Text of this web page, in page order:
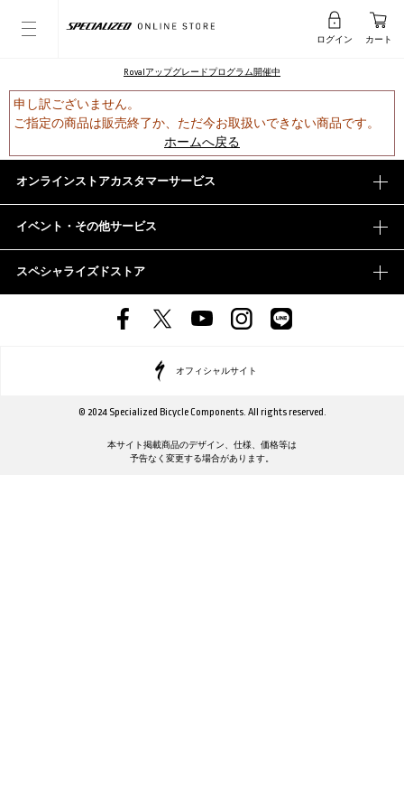
ログイン カート
Rovalアップグレードプログラム開催中
申し訳ございません。
ご指定の商品は販売終了か、ただ今お取扱いできない商品です。
ホームへ戻る
オンラインストアカスタマーサービス
イベント・その他サービス
スペシャライズドストア
オフィシャルサイト
© 2024 Specialized Bicycle Components. All rights reserved.
本サイト掲載商品のデザイン、仕様、価格等は
予告なく変更する場合があります。